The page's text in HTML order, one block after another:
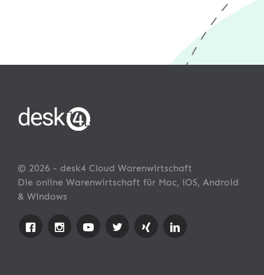
© 2026 - desk4 Cloud Warenwirtschaft
Die online Warenwirtschaft für Mac, iOS, Android
& Windows